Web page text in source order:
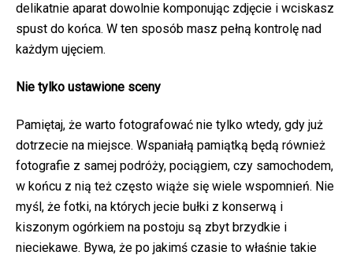
delikatnie aparat dowolnie komponując zdjęcie i wciskasz
spust do końca. W ten sposób masz pełną kontrolę nad
każdym ujęciem.
Nie tylko ustawione sceny
Pamiętaj, że warto fotografować nie tylko wtedy, gdy już
dotrzecie na miejsce. Wspaniałą pamiątką będą również
fotografie z samej podróży, pociągiem, czy samochodem,
w końcu z nią też często wiąże się wiele wspomnień. Nie
myśl, że fotki, na których jecie bułki z konserwą i
kiszonym ogórkiem na postoju są zbyt brzydkie i
nieciekawe. Bywa, że po jakimś czasie to właśnie takie